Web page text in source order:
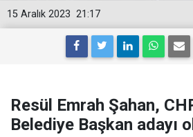
21:17
15 Aralık 2023
Resül Emrah Şahan,
Belediye Başkan adayı